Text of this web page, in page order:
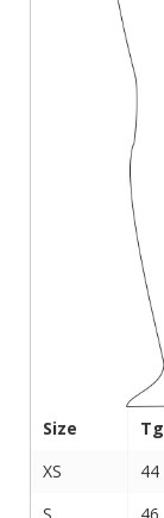
Size Tg
XS
44